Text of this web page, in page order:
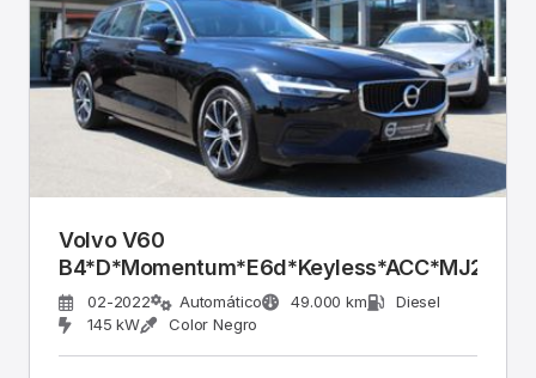
Volvo V60
02-2022 Automático 49.000 km
Diesel
145 kW
Color Negro